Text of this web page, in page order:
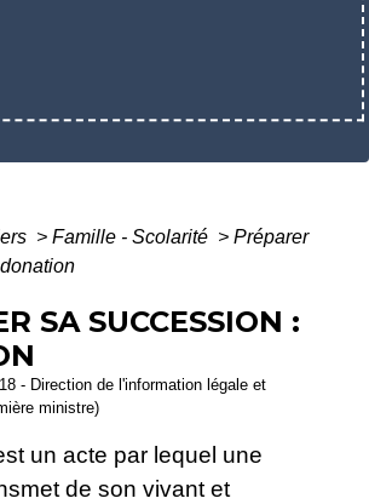
> Famille - Scolarité > Préparer
SA SUCCESSION :
- Direction de l'information légale et
ministre)
un acte par lequel une
de son vivant et